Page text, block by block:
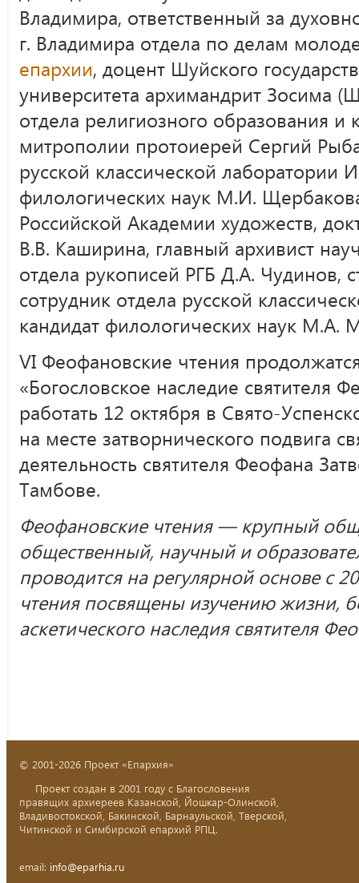
Владимира, ответственный за
г. Владимира отдела по делам
епархии, доцент Шуйского
университета архимандрит Зосима
отдела религиозного образования и
митрополии протоиерей Сергий
русской классической
филологических наук М.И.
Российской Академии художеств,
В.В. Каширина, главный архивист
отдела рукописей РГБ Д.А. Чудинов,
сотрудник отдела русской
кандидат филологических наук М.А.
VI Феофановские чтения
«Богословское наследие святителя
работать 12 октября в Свято-
на месте затворнического подвига
деятельность святителя Феофана
Тамбове.
Феофановские чтения — крупный
общественный, научный и
проводится на регулярной основе с
чтения посвящены изучению жизни,
аскетического наследия святителя
© 2001-2026 Проект «Епархия»
Проект создан в 2001 году с Благословения
правящих архиереев Казанской, Йошкар-Олинской,
Владивостокской, Бакинской, Барнаульской, Тверской,
Читинской и Симбирской епархий РПЦ.
email: info@eparhia.ru